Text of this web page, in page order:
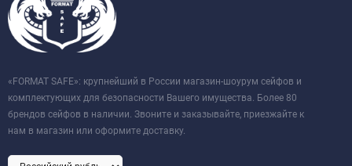
«FORMAT SAFE»: крупнейший в России магазин-шоурум сейфов и
комплектующих для безопасности Вашего имущества. Более 80
брендов сейфов в наличии. Звоните и заказывайте, приезжайте к
нам в магазин или оформите доставку.